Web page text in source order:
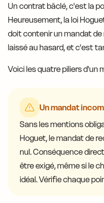
Un contrat bâclé, c'est la
Heureusement, la loi
doit contenir un mandat
laissé au hasard, et c'est
Voici les quatre piliers d'un
Un mandat
Sans les mentions
Hoguet, le mandat de
nul. Conséquence
être exigé, même si le
idéal. Vérifie chaque